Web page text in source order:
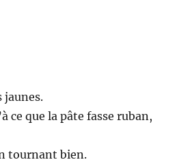
jaunes.
ce que la pâte fasse ruban,
tournant bien.